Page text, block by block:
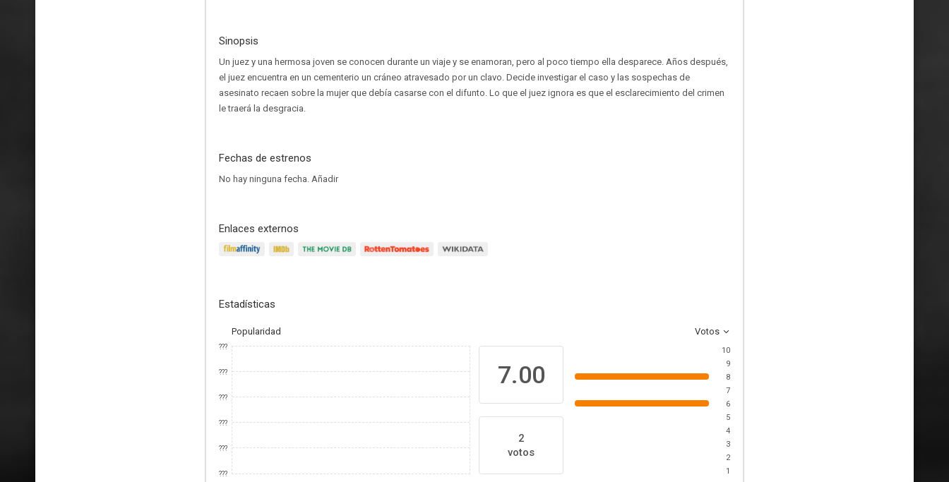
Sinopsis
Un juez y una hermosa joven se conocen durante un viaje y se enamoran, pero al poco tiempo ella desparece. Años después,
el juez encuentra en un cementerio un cráneo atravesado por un clavo. Decide investigar el caso y las sospechas de
asesinato recaen sobre la mujer que debía casarse con el difunto. Lo que el juez ignora es que el esclarecimiento del crimen
le traerá la desgracia.
Fechas de estrenos
No hay ninguna fecha. Añadir
Enlaces externos
Estadísticas
Popularidad Votos
???
???
???
???
???
???
7.00
2
votos
10
9
8
7
6
5
4
3
2
1